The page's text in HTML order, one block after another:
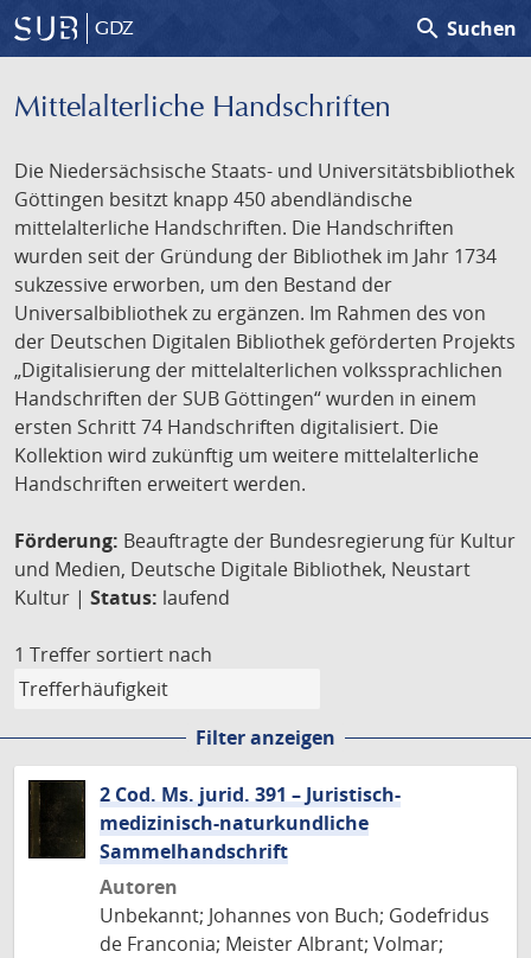
GDZ search Suchen
Mittelalterliche Handschriften
Die Niedersächsische Staats- und Universitätsbibliothek
Göttingen besitzt knapp 450 abendländische
mittelalterliche Handschriften. Die Handschriften
wurden seit der Gründung der Bibliothek im Jahr 1734
sukzessive erworben, um den Bestand der
Universalbibliothek zu ergänzen. Im Rahmen des von
der Deutschen Digitalen Bibliothek geförderten Projekts
„Digitalisierung der mittelalterlichen volkssprachlichen
Handschriften der SUB Göttingen“ wurden in einem
ersten Schritt 74 Handschriften digitalisiert. Die
Kollektion wird zukünftig um weitere mittelalterliche
Handschriften erweitert werden.
Förderung: Beauftragte der Bundesregierung für Kultur
und Medien, Deutsche Digitale Bibliothek, Neustart
Kultur | Status: laufend
1 Treffer sortiert nach
Filter anzeigen
2 Cod. Ms. jurid. 391 – Juristisch-
medizinisch-naturkundliche
Sammelhandschrift
Autoren
Unbekannt; Johannes von Buch; Godefridus
de Franconia; Meister Albrant; Volmar;